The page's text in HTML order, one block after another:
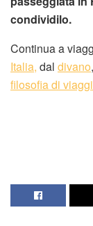
condividilo.
Continua a
Italia, dal divano
filosofia di